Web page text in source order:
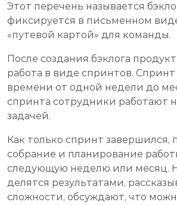
Этот перечень называется
фиксируется в письменном
«путевой картой» для команды.
После создания бэклога
работа в виде спринтов.
времени от одной недели до
спринта сотрудники работают
задачей.
Как только спринт завершился,
собрание и планирование
следующую неделю или месяц.
делятся результатами,
сложности, обсуждают, что